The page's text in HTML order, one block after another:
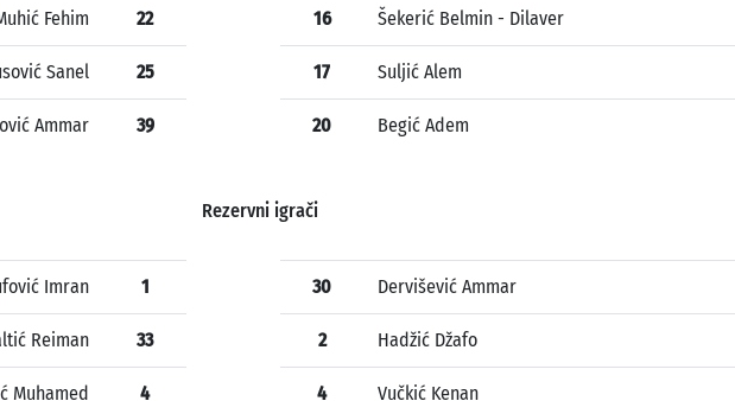
Fehim 22
Sanel 25
Ammar 39
16 Šekerić Belmin - Dilaver
17 Suljić Alem
20 Begić Adem
Rezervni igrači
Imran 1
Reiman 33
Muhamed 4
30 Dervišević Ammar
2 Hadžić Džafo
4 Vučkić Kenan